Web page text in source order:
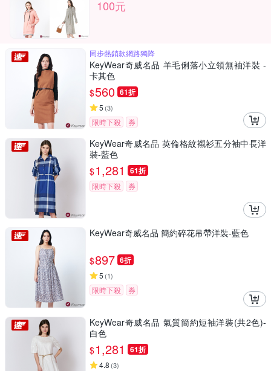
100元
同步熱銷款網路獨降
KeyWear奇威名品 羊毛俐落小立領無袖洋裝 -
卡其色
$560 61折
5 (3)
限時下殺 券
KeyWear奇威名品 英倫格紋襯衫五分袖中長洋
裝-藍色
$1,281 61折
限時下殺 券
KeyWear奇威名品 簡約碎花吊帶洋裝-藍色
$897 6折
5 (1)
限時下殺 券
KeyWear奇威名品 氣質簡約短袖洋裝(共2色)-
白色
$1,281 61折
4.8 (3)